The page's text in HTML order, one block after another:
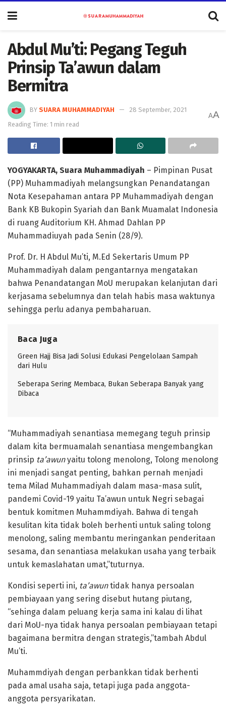
Abdul Mu’ti: Pegang Teguh
Prinsip Ta’awun dalam
Bermitra
BY SUARA MUHAMMADIYAH
28 September, 2021
Reading Time: 1 min read
AA
YOGYAKARTA, Suara Muhammadiyah – Pimpinan Pusat
(PP) Muhammadiyah melangsungkan Penandatangan
Nota Kesepahaman antara PP Muhammadiyah dengan
Bank KB Bukopin Syariah dan Bank Muamalat Indonesia
di ruang Auditorium KH. Ahmad Dahlan PP
Muhammadiuyah pada Senin (28/9).
Prof. Dr. H Abdul Mu’ti, M.Ed Sekertaris Umum PP
Muhammadiyah dalam pengantarnya mengatakan
bahwa Penandatangan MoU merupakan kelanjutan dari
kerjasama sebelumnya dan telah habis masa waktunya
sehingga perlu adanya pembaharuan.
Baca Juga
Green Hajj Bisa Jadi Solusi Edukasi Pengelolaan Sampah
dari Hulu
Seberapa Sering Membaca, Bukan Seberapa Banyak yang
Dibaca
“Muhammadiyah senantiasa memegang teguh prinsip
dalam kita bermuamalah senantiasa mengembangkan
prinsip ta’awunyaitu tolong menolong, Tolong menolong
ini menjadi sangat penting, bahkan pernah menjadi
tema Milad Muhammadiyah dalam masa-masa sulit,
pandemi Covid-19 yaitu Ta’awun untuk Negri sebagai
bentuk komitmen Muhammdiyah. Bahwa di tengah
kesulitan kita tidak boleh berhenti untuk saling tolong
menolong, saling membantu meringankan penderitaan
sesama, dan senantiasa melakukan usaha yang terbaik
untuk kemaslahatan umat,”tuturnya.
Kondisi seperti ini, ta’awuntidak hanya persoalan
pembiayaan yang sering disebut hutang piutang,
“sehinga dalam peluang kerja sama ini kalau di lihat
dari MoU-nya tidak hanya persoalan pembiayaan tetapi
bagaimana bermitra dengan strategis,”tambah Abdul
Mu’ti.
Muhammdiyah dengan perbankkan tidak berhenti
pada amal usaha saja, tetapi juga pada anggota-
anggota persyarikatan.